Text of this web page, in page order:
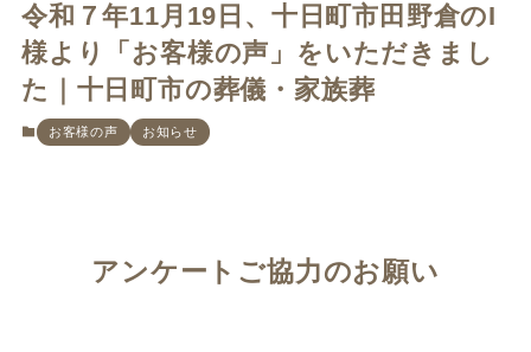
令和７年11月19日、十日町市田野倉のI
様より「お客様の声」をいただきまし
た｜十日町市の葬儀・家族葬
お客様の声 お知らせ
アンケートご協力のお願い